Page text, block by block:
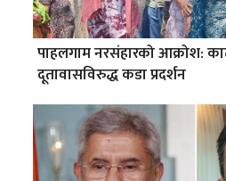
पाहलगाम नरसंहारको आक्रोश:
दूतावासविरुद्ध कडा प्रदर्शन